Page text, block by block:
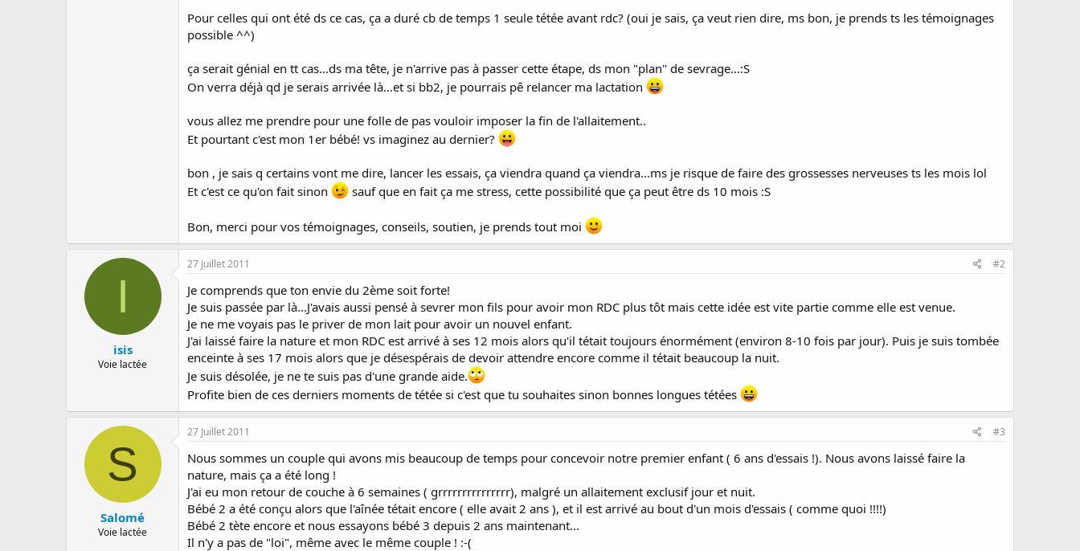
Pour celles qui ont été ds ce cas, ça a duré cb de temps 1 seule tétée avant rdc? (oui je sais, ça veut rien dire, ms bon, je prends ts les témoignages
possible ^^)
ça serait génial en tt cas...ds ma tête, je n'arrive pas à passer cette étape, ds mon "plan" de sevrage...:S
On verra déjà qd je serais arrivée là...et si bb2, je pourrais pê relancer ma lactation
vous allez me prendre pour une folle de pas vouloir imposer la fin de l'allaitement..
Et pourtant c'est mon 1er bébé! vs imaginez au dernier?
bon , je sais q certains vont me dire, lancer les essais, ça viendra quand ça viendra...ms je risque de faire des grossesses nerveuses ts les mois lol
Et c'est ce qu'on fait sinon
sauf que en fait ça me stress, cette possibilité que ça peut être ds 10 mois :S
Bon, merci pour vos témoignages, conseils, soutien, je prends tout moi
I
isis
Voie lactée
27 Juillet 2011 #2
Je comprends que ton envie du 2ème soit forte!
Je suis passée par là...J'avais aussi pensé à sevrer mon fils pour avoir mon RDC plus tôt mais cette idée est vite partie comme elle est venue.
Je ne me voyais pas le priver de mon lait pour avoir un nouvel enfant.
J'ai laissé faire la nature et mon RDC est arrivé à ses 12 mois alors qu'il tétait toujours énormément (environ 8-10 fois par jour). Puis je suis tombée
enceinte à ses 17 mois alors que je désespérais de devoir attendre encore comme il tétait beaucoup la nuit.
Je suis désolée, je ne te suis pas d'une grande aide.
Profite bien de ces derniers moments de tétée si c'est que tu souhaites sinon bonnes longues tétées
S
Salomé
Voie lactée
27 Juillet 2011 #3
Nous sommes un couple qui avons mis beaucoup de temps pour concevoir notre premier enfant ( 6 ans d'essais !). Nous avons laissé faire la
nature, mais ça a été long !
J'ai eu mon retour de couche à 6 semaines ( grrrrrrrrrrrrrrr), malgré un allaitement exclusif jour et nuit.
Bébé 2 a été conçu alors que l'aînée tétait encore ( elle avait 2 ans ), et il est arrivé au bout d'un mois d'essais ( comme quoi !!!!)
Bébé 2 tète encore et nous essayons bébé 3 depuis 2 ans maintenant...
Il n'y a pas de "loi", même avec le même couple ! :-(